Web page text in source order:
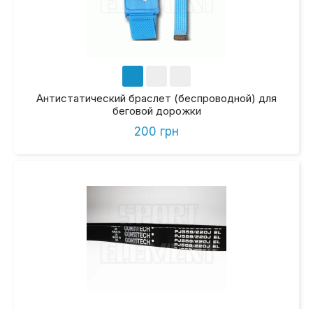
Антистатический браслет (беспроводной) для
беговой дорожки
200 грн